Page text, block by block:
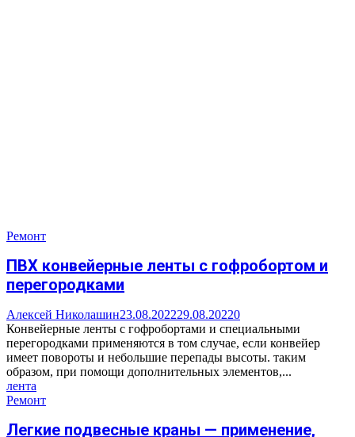
Ремонт
ПВХ конвейерные ленты с гофробортом и
перегородками
Алексей Николашин23.08.202229.08.20220
Конвейерные ленты с гофробортами и специальными
перегородками применяются в том случае, если конвейер
имеет повороты и небольшие перепады высоты. таким
образом, при помощи дополнительных элементов,...
лента
Ремонт
Легкие подвесные краны — применение,